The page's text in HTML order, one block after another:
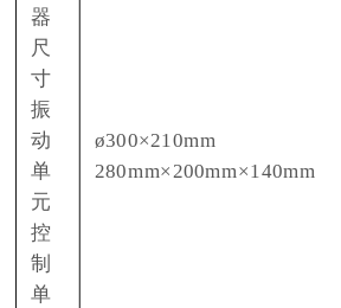
器
尺
寸
振
动
单
元
控
制
单
ø300×210mm
280mm×200mm×140mm